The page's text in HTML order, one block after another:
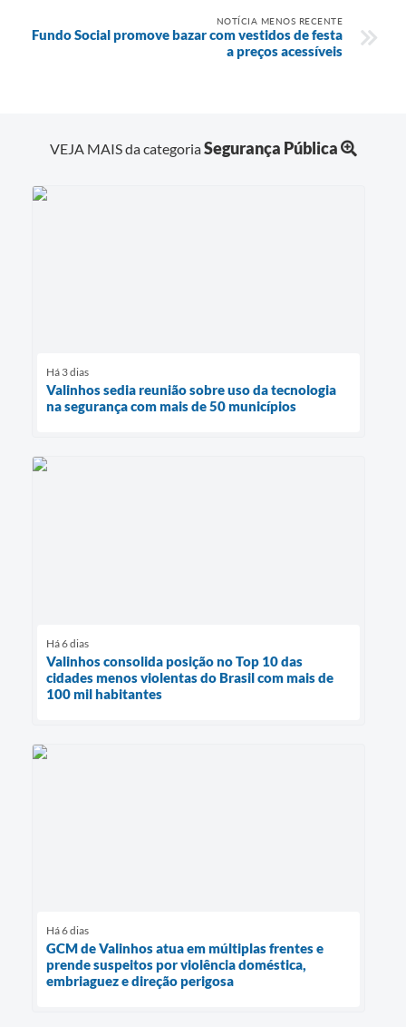
NOTÍCIA MENOS RECENTE
Fundo Social promove bazar com vestidos de festa
a preços acessíveis
VEJA MAIS da categoriaSegurança Pública
Há 3 dias
Valinhos sedia reunião sobre uso da tecnologia
na segurança com mais de 50 municípios
Há 6 dias
Valinhos consolida posição no Top 10 das
cidades menos violentas do Brasil com mais de
100 mil habitantes
Há 6 dias
GCM de Valinhos atua em múltiplas frentes e
prende suspeitos por violência doméstica,
embriaguez e direção perigosa